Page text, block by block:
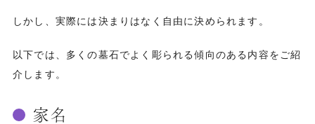
しかし、実際には決まりはなく自由に決められます。
以下では、多くの墓石でよく彫られる傾向のある内容をご紹
介します。
家名